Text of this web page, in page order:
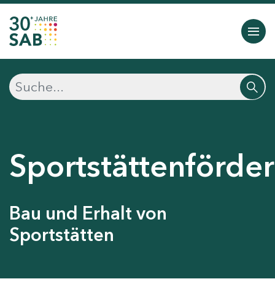
Bau und Erhalt von
Sportstätten